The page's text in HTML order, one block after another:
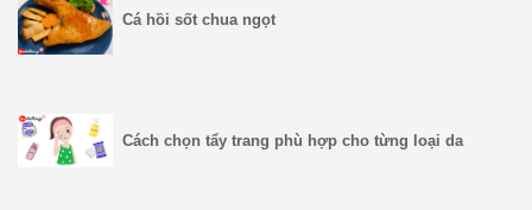
Cá hồi sốt chua ngọt
Cách chọn tẩy trang phù hợp cho từng loại da